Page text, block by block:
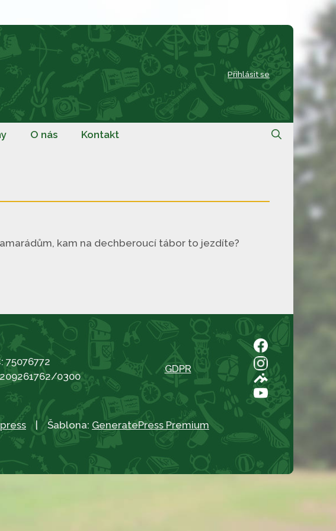
Přihlásit se
O nás Kontakt
kam na dechberoucí tábor to jezdíte?
75076772
0300
GDPR
| Šablona: GeneratePress Premium